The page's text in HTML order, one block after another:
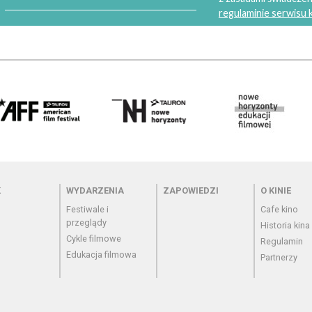
regulaminie serwisu
- cennik Menu - wydarzenia
WYDARZENIA
Festiwale i
przeglądy
Cykle filmowe
Edukacja filmowa
Menu - zapowiedzi
ZAPOWIEDZI Menu -
O KINIE
Cafe kino
Historia kina
Regulamin
Partnerzy